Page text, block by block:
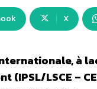
X
à
(IPSL/LSCE –